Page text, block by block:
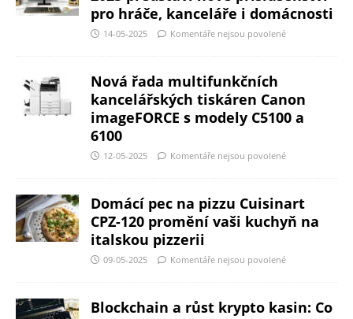
pro hráče, kanceláře i domácnosti
14-05-2025 Komentáře nejsou povolené
Nová řada multifunkčních
kancelářských tiskáren Canon
imageFORCE s modely C5100 a
6100
12-05-2025 Komentáře nejsou povolené
Domácí pec na pizzu Cuisinart
CPZ-120 promění vaši kuchyň na
italskou pizzerii
09-05-2025 Komentáře nejsou povolené
Blockchain a růst krypto kasin: Co